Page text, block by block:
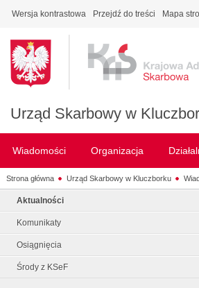
Wersja kontrastowa Przejdź do treści Mapa
Urząd Skarbowy w
Wiadomości Organizacja
Strona główna Urząd Skarbowy w Kluczborku
Aktualności
Komunikaty
Osiągnięcia
Środy z KSeF